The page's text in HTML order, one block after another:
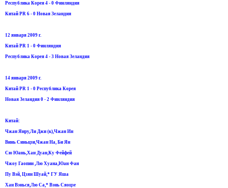
Республика Корея 4 - 0 Финляндия
Китай PR 6 - 0 Новая Зеландия
12 января 2009 г.
Китай PR 1 - 0 Финляндия
Республика Корея 4 - 3 Новая Зеландия
14 января 2009 г.
Китай PR 1 - 0 Республика Корея
Новая Зеландия 0 - 2 Финляндия
Китай:
Чжан Янру,Ли Джи (к),Чжан Ин
Винь Синьцзи,Чжан На, Би Ян
Сю Юань,Хан Дуан,Ку Фейфей
Чжоу Гаопин ,Лю Хуана,Юан Фан
Пу Вэй, Цзян Шуай,* ГУ Яша
Хан Вэнься,Лю Са,* Вэнь Сяоцзе